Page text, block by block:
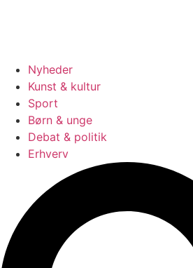
Nyheder
Kunst & kultur
Sport
Børn & unge
Debat & politik
Erhverv